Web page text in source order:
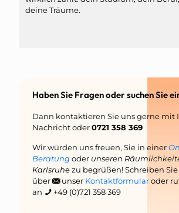
deine Träume.
Haben Sie Fragen oder suchen Sie
Dann kontaktieren Sie uns gerne mit
Nachricht oder0721 358 369
Wir würden uns freuen, Sie in einer
Beratungoder unseren
Karlsruhe zu begrüßen! Schreiben
über
unser Kontaktformularoder
an
+49 (0)721 358 369